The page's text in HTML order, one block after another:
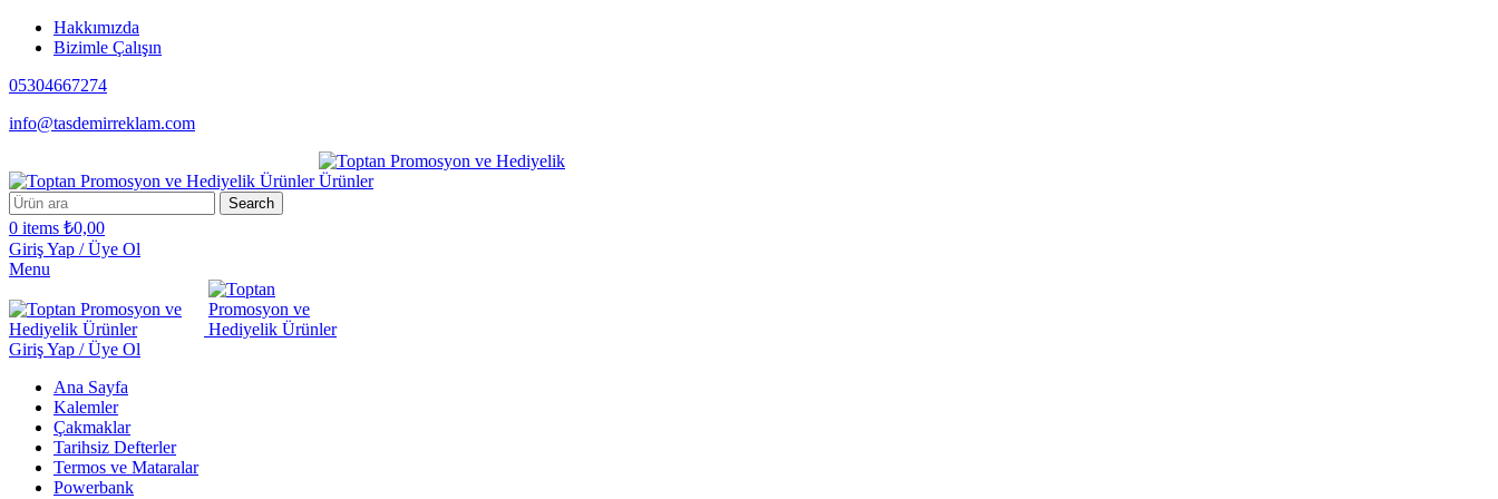
Hakkımızda
Bizimle Çalışın
05304667274
info@tasdemirreklam.com
Search
0 items ₺0,00
Giriş Yap / Üye Ol
Menu
Giriş Yap / Üye Ol
Ana Sayfa
Kalemler
Çakmaklar
Tarihsiz Defterler
Termos ve Mataralar
Powerbank